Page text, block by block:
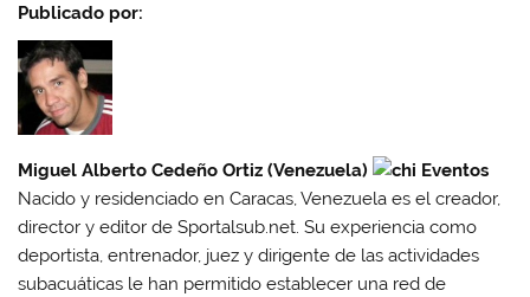
Publicado por:
Miguel Alberto Cedeño Ortiz (Venezuela)
Nacido y residenciado en Caracas, Venezuela es el creador,
director y editor de Sportalsub.net. Su experiencia como
deportista, entrenador, juez y dirigente de las actividades
subacuáticas le han permitido establecer una red de